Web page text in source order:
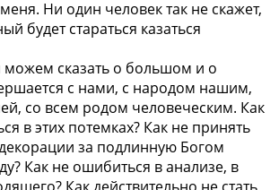
Ни один человек так не скажет,
будет стараться казаться
сказать о большом и о
с нами, с народом нашим,
со всем родом человеческим. Как
в этих потемках? Как не принять
за подлинную Богом
Как не ошибиться в анализе, в